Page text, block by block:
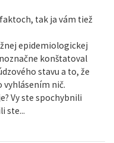
tak ja vám tiež
epidemiologickej
konštatoval
stavu a to, že
nič.
Vy ste spochybnili
ste...